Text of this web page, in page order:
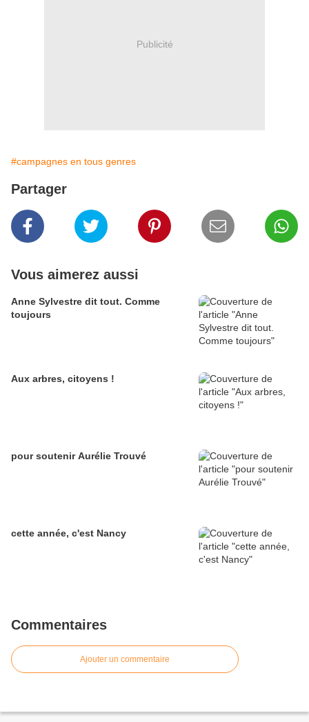
Publicité
#campagnes en tous genres
Partager
Vous aimerez aussi
Anne Sylvestre dit tout. Comme
toujours
Aux arbres, citoyens !
pour soutenir Aurélie Trouvé
cette année, c'est Nancy
Commentaires
Ajouter un commentaire